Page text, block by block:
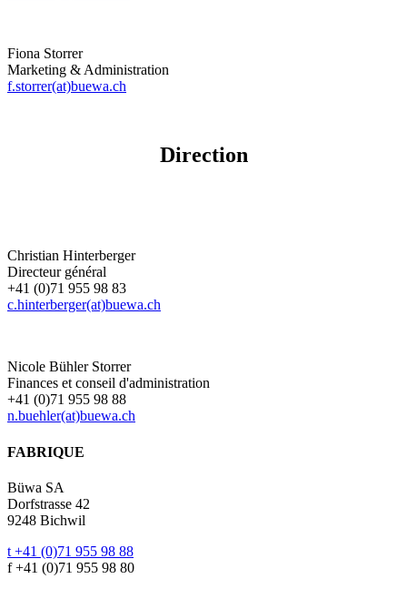
Fiona Storrer
Marketing & Administration
f.storrer(at)buewa.ch
Direction
Christian Hinterberger
Directeur général
+41 (0)71 955 98 83
c.hinterberger(at)buewa.ch
Nicole Bühler Storrer
Finances et conseil d'administration
+41 (0)71 955 98 88
n.buehler(at)buewa.ch
FABRIQUE
Büwa SA
Dorfstrasse 42
9248 Bichwil
t +41 (0)71 955 98 88
f +41 (0)71 955 98 80